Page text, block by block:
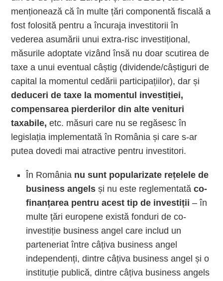
menționează că în multe țări componentă fiscală a
fost folosită pentru a încuraja investitorii în
vederea asumării unui extra-risc investițional,
măsurile adoptate vizând însă nu doar scutirea de
taxe a unui eventual câștig (dividende/câștiguri de
capital la momentul cedării participațiilor), dar și
deduceri de taxe la momentul investiției,
compensarea pierderilor din alte venituri
taxabile, etc. măsuri care nu se regăsesc în
legislația implementată în România și care s-ar
putea dovedi mai atractive pentru investitori.
În România nu sunt popularizate rețelele de
business angels și nu este reglementatăco-
finanțarea pentru acest tip de investiții – în
multe țări europene există fonduri de co-
investiție business angel care includ un
parteneriat între câțiva business angel
independenți, dintre câțiva business angel și o
instituție publică, dintre câțiva business angels